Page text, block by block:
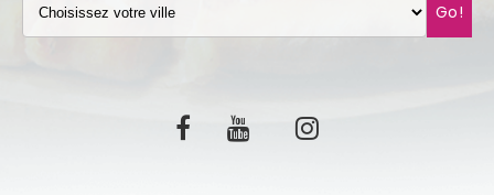
VOS AVIS
Go!